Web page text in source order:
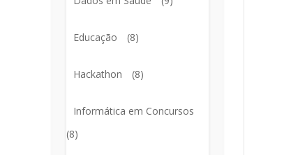
Educação (8)
Hackathon (8)
Informática em Concursos
(8)